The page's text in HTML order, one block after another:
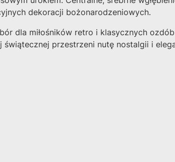
dekoracji bożonarodzeniowych.
dla miłośników retro i klasycznych
przestrzeni nutę nostalgii i